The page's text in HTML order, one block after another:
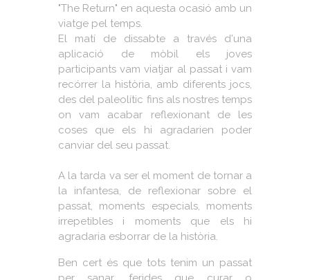
"The Return" en aquesta ocasió amb un
viatge pel temps.
El matí de dissabte a través d'una
aplicació de mòbil els joves
participants vam viatjar al passat i vam
recórrer la història, amb diferents jocs,
des del paleolític fins als nostres temps
on vam acabar reflexionant de les
coses que els hi agradarien poder
canviar del seu passat.
A la tarda va ser el moment de tornar a
la infantesa, de reflexionar sobre el
passat, moments especials, moments
irrepetibles i moments que els hi
agradaria esborrar de la història.
Ben cert és que tots tenim un passat